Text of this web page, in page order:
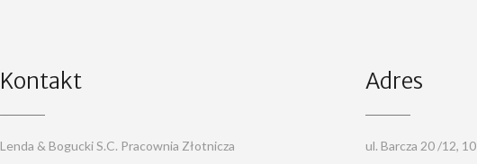
Kontakt
Lenda & Bogucki S.C. Pracownia Złotnicza
Adres
ul. Barcza 20 /12,